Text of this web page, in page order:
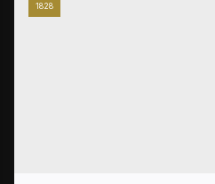
1828